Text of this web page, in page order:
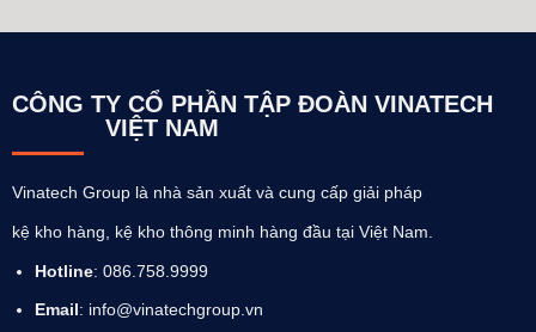
CÔNG TY CỔ PHẦN TẬP ĐOÀN VINATECH
VIỆT NAM
Vinatech Group là nhà sản xuất và cung cấp giải pháp
kệ kho hàng, kệ kho thông minh hàng đầu tại Việt Nam.
Hotline: 086.758.9999
Email: info@vinatechgroup.vn